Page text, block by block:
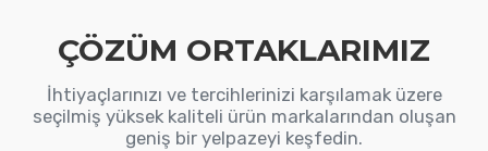
ÇÖZÜM ORTAKLARIMIZ
İhtiyaçlarınızı ve tercihlerinizi karşılamak üzere
seçilmiş yüksek kaliteli ürün markalarından oluşan
geniş bir yelpazeyi keşfedin.